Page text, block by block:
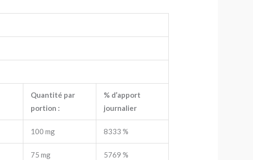
Quantité par
portion :
% d’apport
journalier
100 mg 8333 %
75 mg 5769 %